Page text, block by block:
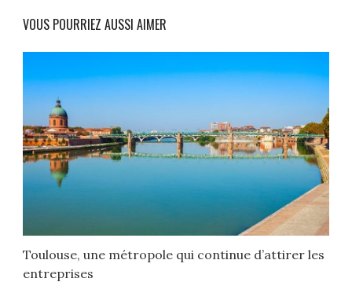
VOUS POURRIEZ AUSSI AIMER
Toulouse, une métropole qui continue d’attirer les
entreprises